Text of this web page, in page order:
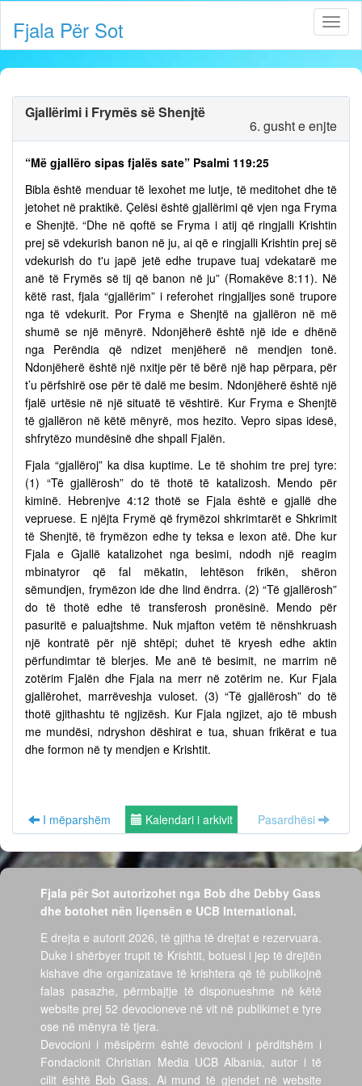
Fjala Për Sot
Gjallërimi i Frymës së Shenjtë
6. gusht e enjte
“Më gjallëro sipas fjalës sate” Psalmi 119:25
Bibla është menduar të lexohet me lutje, të meditohet dhe të
jetohet në praktikë. Çelësi është gjallërimi që vjen nga Fryma
e Shenjtë. “Dhe në qoftë se Fryma i atij që ringjalli Krishtin
prej së vdekurish banon në ju, ai që e ringjalli Krishtin prej së
vdekurish do t'u japë jetë edhe trupave tuaj vdekatarë me
anë të Frymës së tij që banon në ju” (Romakëve 8:11). Në
këtë rast, fjala “gjallërim” i referohet ringjalljes sonë trupore
nga të vdekurit. Por Fryma e Shenjtë na gjallëron në më
shumë se një mënyrë. Ndonjëherë është një ide e dhënë
nga Perëndia që ndizet menjëherë në mendjen tonë.
Ndonjëherë është një nxitje për të bërë një hap përpara, për
t’u përfshirë ose për të dalë me besim. Ndonjëherë është një
fjalë urtësie në një situatë të vështirë. Kur Fryma e Shenjtë
të gjallëron në këtë mënyrë, mos hezito. Vepro sipas idesë,
shfrytëzo mundësinë dhe shpall Fjalën.
Fjala “gjallëroj” ka disa kuptime. Le të shohim tre prej tyre:
(1) “Të gjallërosh” do të thotë të katalizosh. Mendo për
kiminë. Hebrenjve 4:12 thotë se Fjala është e gjallë dhe
vepruese. E njëjta Frymë që frymëzoi shkrimtarët e Shkrimit
të Shenjtë, të frymëzon edhe ty teksa e lexon atë. Dhe kur
Fjala e Gjallë katalizohet nga besimi, ndodh një reagim
mbinatyror që fal mëkatin, lehtëson frikën, shëron
sëmundjen, frymëzon ide dhe lind ëndrra. (2) “Të gjallërosh”
do të thotë edhe të transferosh pronësinë. Mendo për
pasuritë e paluajtshme. Nuk mjafton vetëm të nënshkruash
një kontratë për një shtëpi; duhet të kryesh edhe aktin
përfundimtar të blerjes. Me anë të besimit, ne marrim në
zotërim Fjalën dhe Fjala na merr në zotërim ne. Kur Fjala
gjallërohet, marrëveshja vuloset. (3) “Të gjallërosh” do të
thotë gjithashtu të ngjizësh. Kur Fjala ngjizet, ajo të mbush
me mundësi, ndryshon dëshirat e tua, shuan frikërat e tua
dhe formon në ty mendjen e Krishtit.
I mëparshëm Kalendari i arkivit Pasardhësi
Fjala për Sot autorizohet nga Bob dhe Debby Gass
dhe botohet nën liçensën e UCB International.
E drejta e autorit 2026, të gjitha të drejtat e rezervuara.
Duke i shërbyer trupit të Krishtit, botuesi i jep të drejtën
kishave dhe organizatave të krishtera që të publikojnë
falas pasazhe, përmbajtje të disponueshme në këtë
website prej 52 devocioneve në vit në publikimet e tyre
ose në mënyra të tjera.
Devocioni i mësipërm është devocioni i përditshëm i
Fondacionit Christian Media UCB Albania, autor i të
cilit është Bob Gass. Ai mund të gjendet në website